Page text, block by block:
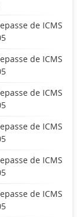
de ICMS
de ICMS
de ICMS
de ICMS
de ICMS
de ICMS